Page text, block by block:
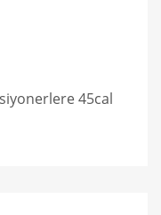
45cal